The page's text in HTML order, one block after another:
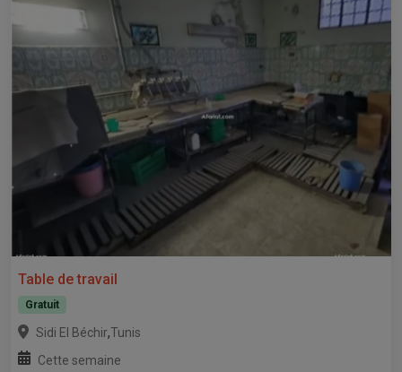
Table de travail
Gratuit
Sidi El Béchir,Tunis
Cette semaine